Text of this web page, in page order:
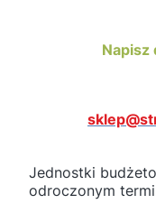
Napisz
Jednostki
odroczonym